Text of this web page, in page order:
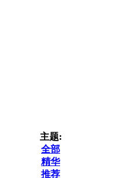
主题:
全部
精华
推荐